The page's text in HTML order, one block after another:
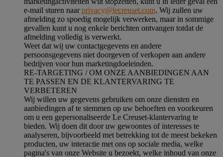
e-mail sturen naarprivacy@lecreuset.com. Wij zullen uw
afmelding zo spoedig mogelijk verwerken, maar in sommige
gevallen kunt u nog enkele berichten ontvangen totdat de
afmelding volledig is verwerkt.
Weet dat wij uw contactgegevens en andere
persoonsgegevens niet doorgeven of verkopen aan andere
bedrijven voor hun marketingdoeleinden.
RE-TARGETING / OM ONZE AANBIEDINGEN AAN
TE PASSEN EN DE KLANTERVARING TE
VERBETEREN
Wij willen uw gegevens gebruiken om onze diensten en
aanbiedingen af te stemmen op uw behoeften en voorkeuren
om u een gepersonaliseerde Le Creuset-klantervaring te
bieden. Wij doen dit door uw gewoontes of interesses te
analyseren, bijvoorbeeld met betrekking tot de meest bekeken
producten, uw interactie met ons op sociale media, welke
pagina's van onze Website u bezoekt, welke inhoud van onze